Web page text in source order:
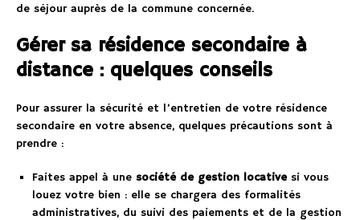
de séjour auprès de la commune concernée.
Gérer sa résidence secondaire à
distance : quelques conseils
Pour assurer la sécurité et l’entretien de votre résidence
secondaire en votre absence, quelques précautions sont à
prendre :
Faites appel à une société de gestion locativesi vous
louez votre bien : elle se chargera des formalités
administratives, du suivi des paiements et de la gestion